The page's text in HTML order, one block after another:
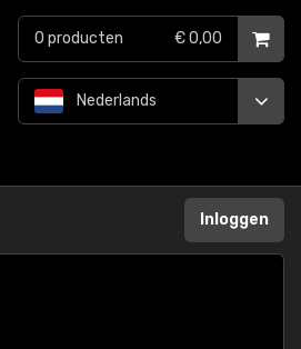
Nederlands
0 producten € 0,00
Inloggen